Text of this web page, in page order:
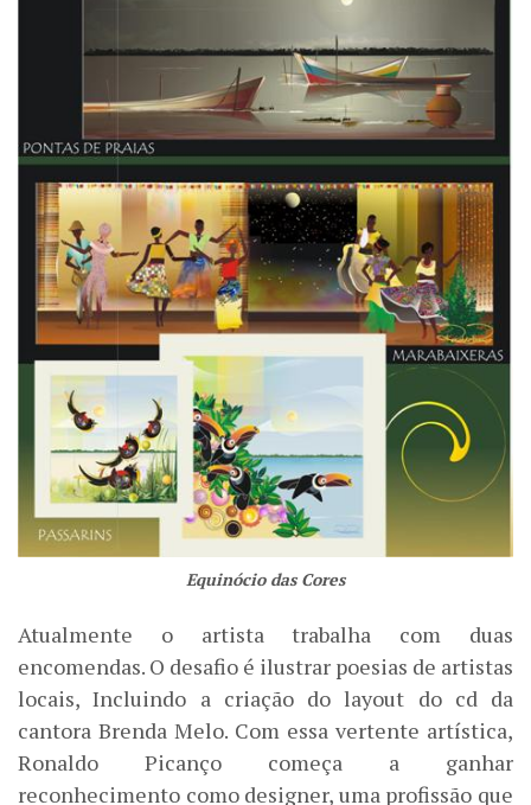
Equinócio das Cores
Atualmente o artista trabalha com duas
encomendas. O desafio é ilustrar poesias de artistas
locais, Incluindo a criação do layout do cd da
cantora Brenda Melo. Com essa vertente artística,
Ronaldo Picanço começa a ganhar
reconhecimento como designer, uma profissão que